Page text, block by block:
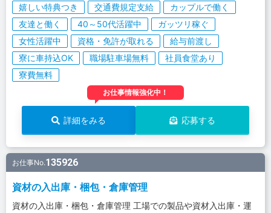
嬉しい特典つき
交通費規定支給
カップルで働く
友達と働く
40～50代活躍中
ガッツリ稼ぐ
女性活躍中
資格・免許が取れる
給与前渡し
寮に車持込OK
職場駐車場無料
社員食堂あり
寮費無料
お仕事情報強化中！
詳細をみる 応募する
お仕事No.135926
資材の入出庫・梱包・倉庫管理
資材の入出庫・梱包・倉庫管理 工場での製品や資材入出庫・運